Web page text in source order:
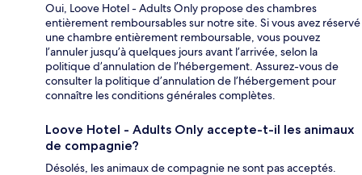
Oui, Loove Hotel - Adults Only propose des chambres
entièrement remboursables sur notre site. Si vous avez réservé
une chambre entièrement remboursable, vous pouvez
l’annuler jusqu’à quelques jours avant l’arrivée, selon la
politique d’annulation de l’hébergement. Assurez-vous de
consulter la politique d’annulation de l’hébergement pour
connaître les conditions générales complètes.
Loove Hotel - Adults Only accepte-t-il les animaux
de compagnie?
Désolés, les animaux de compagnie ne sont pas acceptés.